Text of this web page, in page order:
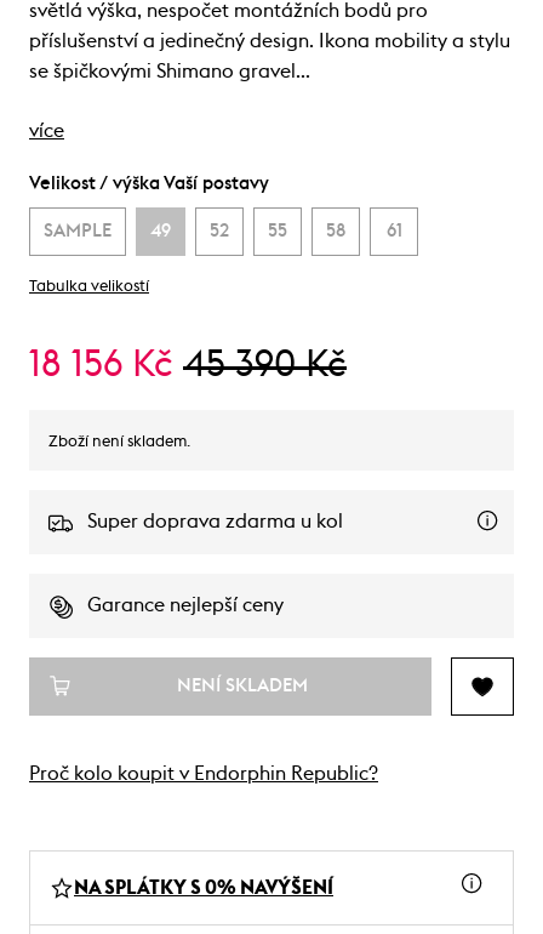
světlá výška, nespočet montážních bodů pro
příslušenství a jedinečný design. Ikona mobility a stylu
se špičkovými Shimano gravel…
více
Velikost / výška Vaší postavy
SAMPLE 49 52 55 58 61
Tabulka velikostí
18 156 Kč 45 390 Kč
Zboží není skladem.
Super doprava zdarma u kol
Garance nejlepší ceny
NENÍ SKLADEM
Proč kolo koupit v Endorphin Republic?
NA SPLÁTKY S 0% NAVÝŠENÍ